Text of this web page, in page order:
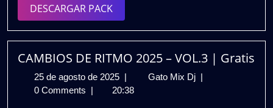
|
Gratis
DESCARGAR PACKDESCARGAR
PACK
CAMBIOS DE RITMO 2025 – VOL.3 | Gratis
25 de agosto de 2025 25
de
| Gato Mix Dj CAMBIOS
|
0 Comments | 20:38